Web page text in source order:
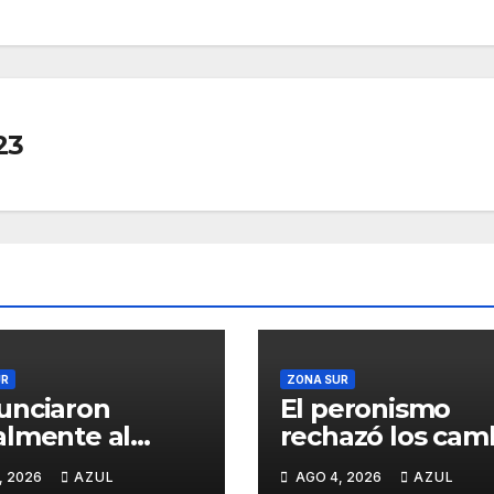
al
libertario
2026 AZUL
ZONA SUR
El peronismo
rechazó los
a la ley de Tierras
AGO 4, 2026 AZUL